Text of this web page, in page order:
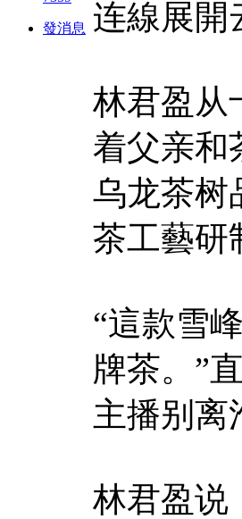
發消息 连線展開
林君盈从
着父亲和
乌龙茶树
茶工藝研
“這款雪
牌茶。”
主播别离
林君盈说